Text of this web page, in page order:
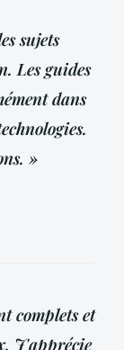
sujets
Les guides
dans
»
complets et
J'apprécie